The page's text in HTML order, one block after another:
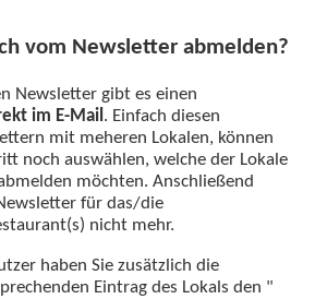
vom Newsletter abmelden?
Newsletter gibt es einen
im E-Mail. Einfach diesen
mit meheren Lokalen, können
noch auswählen, welche der Lokale
möchten. Anschließend
für das/die
nicht mehr.
haben Sie zusätzlich die
Eintrag des Lokals den "